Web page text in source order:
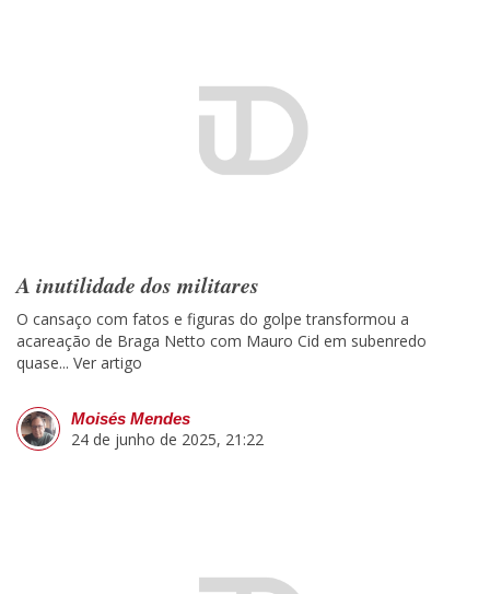
A inutilidade dos militares
O cansaço com fatos e figuras do golpe transformou a
acareação de Braga Netto com Mauro Cid em subenredo
quase... Ver artigo
Moisés Mendes
24 de junho de 2025, 21:22